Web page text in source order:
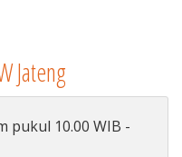
Jateng
pukul 10.00 WIB -